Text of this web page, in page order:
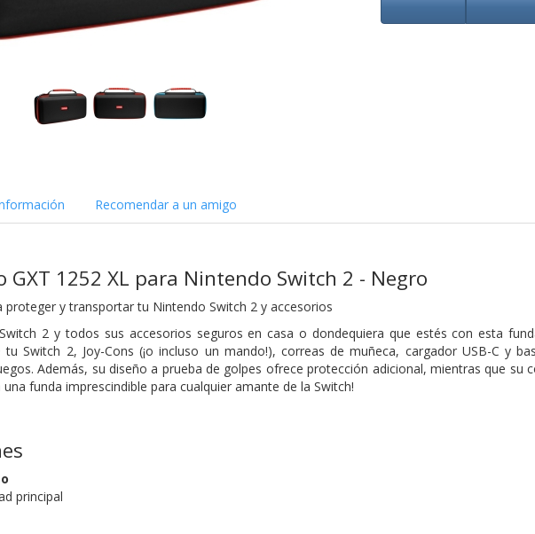
Recomendar a un amigo
GXT 1252 XL para Nintendo Switch 2 - Negro
proteger y transportar tu Nintendo Switch 2 y accesorios
2 y todos sus accesorios seguros en casa o dondequiera que estés con esta
Switch 2, Joy-Cons (¡o incluso un mando!), correas de muñeca, cargador USB-C y
Además, su diseño a prueba de golpes ofrece protección adicional, mientras que su
una funda imprescindible para cualquier amante de la Switch!
principal